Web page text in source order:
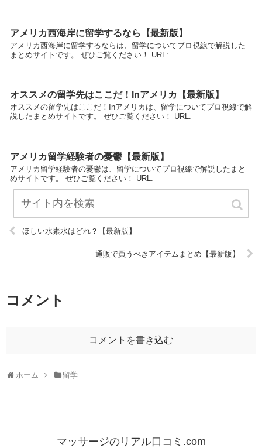
アメリカ西海岸に留学するなら【最新版】
アメリカ西海岸に留学するならは、留学についてプロ視線で解説した
まとめサイトです。 ぜひご覧ください！ URL:
オススメの留学先はここだ！Inアメリカ【最新版】
オススメの留学先はここだ！Inアメリカは、留学についてプロ視線で解
説したまとめサイトです。 ぜひご覧ください！ URL:
アメリカ留学経験者の憂鬱【最新版】
アメリカ留学経験者の憂鬱は、留学についてプロ視線で解説したまと
めサイトです。 ぜひご覧ください！ URL:
ほしい水素水はどれ？【最新版】
通販で買うべきアイテムまとめ【最新版】
コメント
コメントを書き込む
ホーム 留学
マッサージのリアル口コミ.com